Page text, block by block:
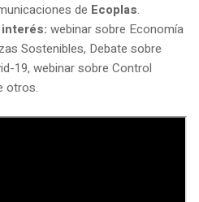
de Ecoplas.
webinar sobre Economía
Sostenibles, Debate sobre
19, webinar sobre Control
otros.